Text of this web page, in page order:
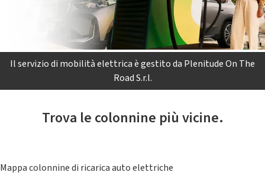
Il servizio di mobilità elettrica è gestito da Plenitude On The
Road S.r.l.
Trova le colonnine più vicine.
Mappa colonnine di ricarica auto elettriche